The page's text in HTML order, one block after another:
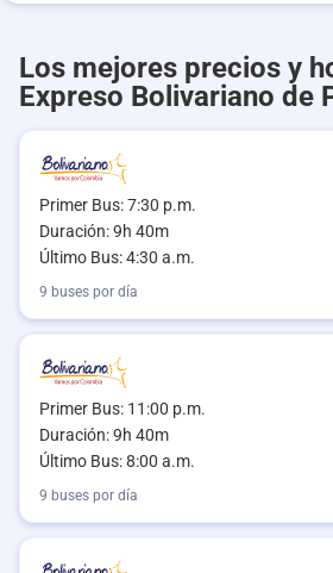
Los mejores precios y
Expreso Bolivariano de
Primer Bus: 7:30 p.m.
Duración: 9h 40m
Último Bus: 4:30 a.m.
9 buses por día
Primer Bus: 11:00 p.m.
Duración: 9h 40m
Último Bus: 8:00 a.m.
9 buses por día